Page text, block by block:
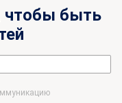
чтобы быть